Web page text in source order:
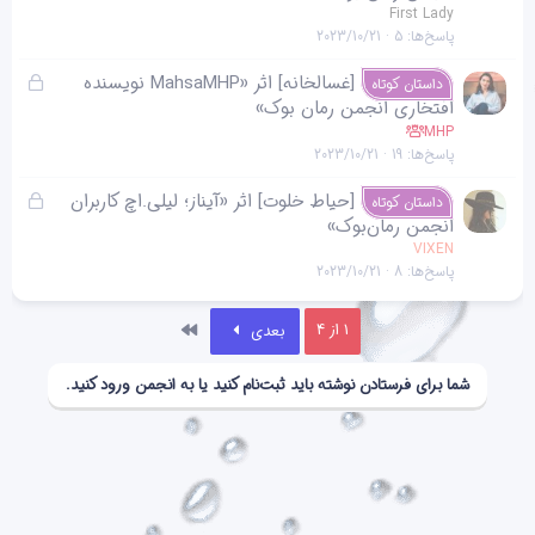
ه
First Lady
پاسخ‌ها 5
2023/10/21
ق
ه
داستان کوتاه
[غسالخانه] اثر «MahsaMHP نویسنده
افتخاری انجمن رمان بوک»
MHP
پاسخ‌ها 19
2023/10/21
ق
د
داستان کوتاه
[حیاط خلوت] اثر «آیناز؛ لیلی.اچ کاربران
انجمن رمان‌بوک»
VIXEN
پاسخ‌ها 8
2023/10/21
1 از 4 بعدی
شما برای فرستادن نوشته باید ثبت‌نام کنید یا به انجمن ورود کنید.